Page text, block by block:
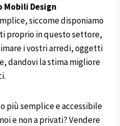
Mobili Design
siccome disponiamo
proprio in questo settore,
i vostri arredi, oggetti
dandovi la stima migliore
più semplice e accessibile
e non a privati? Vendere